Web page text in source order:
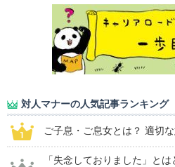
対人マナーの人気記事ランキング
ご子息・ご息女とは？ 適切
「失念しておりました」と